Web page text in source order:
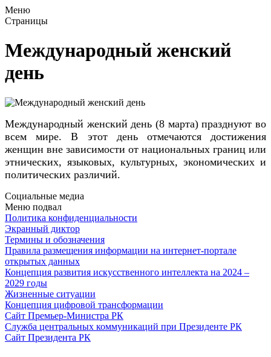
Меню
Страницы
Международный женский
день
Международный женский день (8 марта) празднуют во
всем мире. В этот день отмечаются достижения
женщин вне зависимости от национальных границ или
этнических, языковых, культурных, экономических и
политических различий.
Социальные медиа
Меню подвал
Политика конфиденциальности
Экранный диктор
Термины и обозначения
Правила размещения информации на интернет-портале
открытых данных
Концепция развития искусственного интеллекта на 2024 –
2029 годы
Жизненные ситуации
Концепция цифровой трансформации
Сайт Премьер-Министра РК
Служба центральных коммуникаций при Президенте РК
Сайт Президента РК